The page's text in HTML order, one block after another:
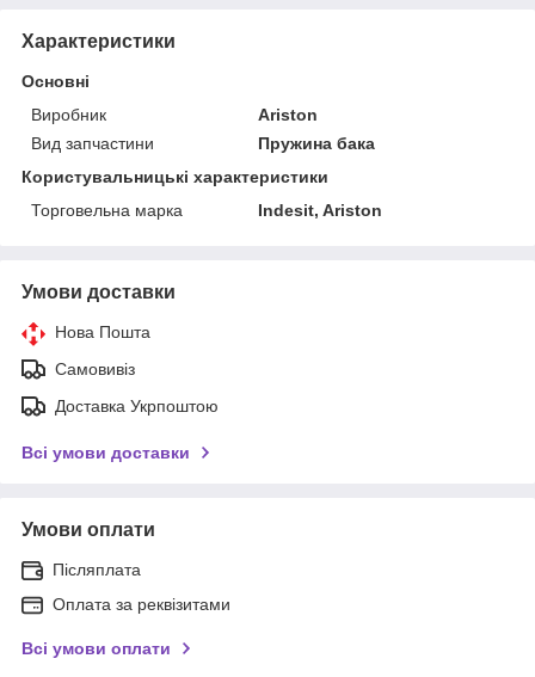
Характеристики
Основні
Виробник
Ariston
Вид запчастини
Пружина бака
Користувальницькі характеристики
Торговельна марка
Indesit, Ariston
Умови доставки
Нова Пошта
Самовивіз
Доставка Укрпоштою
Всі умови доставки
Умови оплати
Післяплата
Оплата за реквізитами
Всі умови оплати